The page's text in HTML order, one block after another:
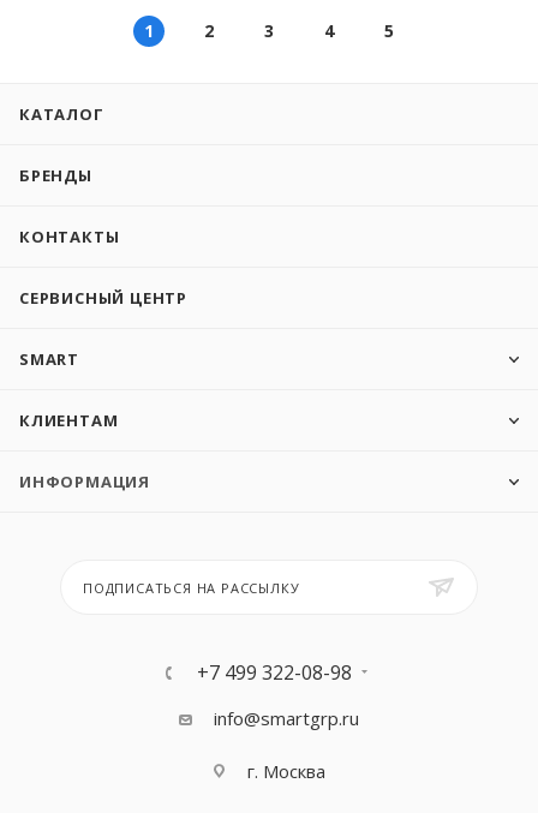
1 2 3 4 5
КАТАЛОГ
БРЕНДЫ
КОНТАКТЫ
СЕРВИСНЫЙ ЦЕНТР
SMART
КЛИЕНТАМ
ИНФОРМАЦИЯ
ПОДПИСАТЬСЯ НА РАССЫЛКУ
+7 499 322-08-98
info@smartgrp.ru
г. Москва